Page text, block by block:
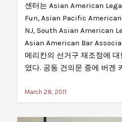
센터는 Asian American
Fun, Asian Pacific
NJ, South Asian American
Asian American Bar
메리칸의 선거구 재조정에
였다. 공동 건의문 중에 버겐
March 28, 2011